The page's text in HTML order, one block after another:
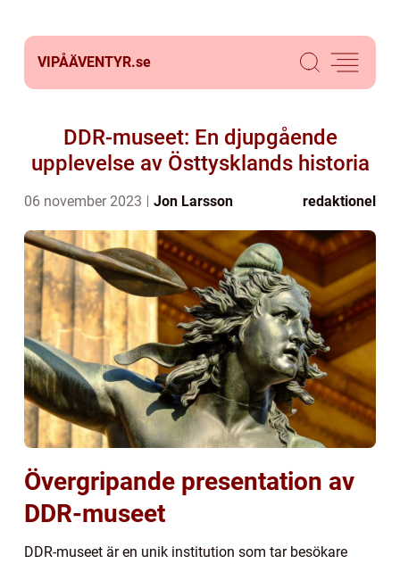
VIPÅÄVENTYR.se
DDR-museet: En djupgående
upplevelse av Östtysklands historia
06 november 2023 Jon Larsson redaktionel
Övergripande presentation av
DDR-museet
DDR-museet är en unik institution som tar besökare